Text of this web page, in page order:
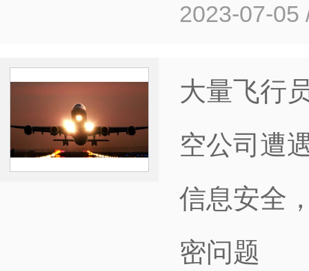
2023-07-05
大量飞行
空公司遭
信息安全
密问题